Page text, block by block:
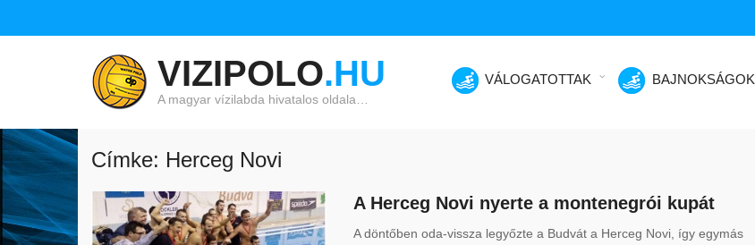
VIZIPOLO.HU
A magyar vízilabda hivatalos oldala…
VÁLOGATOTTAK BAJNOKSÁGOK
Címke: Herceg Novi
A Herceg Novi nyerte a montenegrói kupát
A döntőben oda-vissza legyőzte a Budvát a Herceg Novi, így egymás